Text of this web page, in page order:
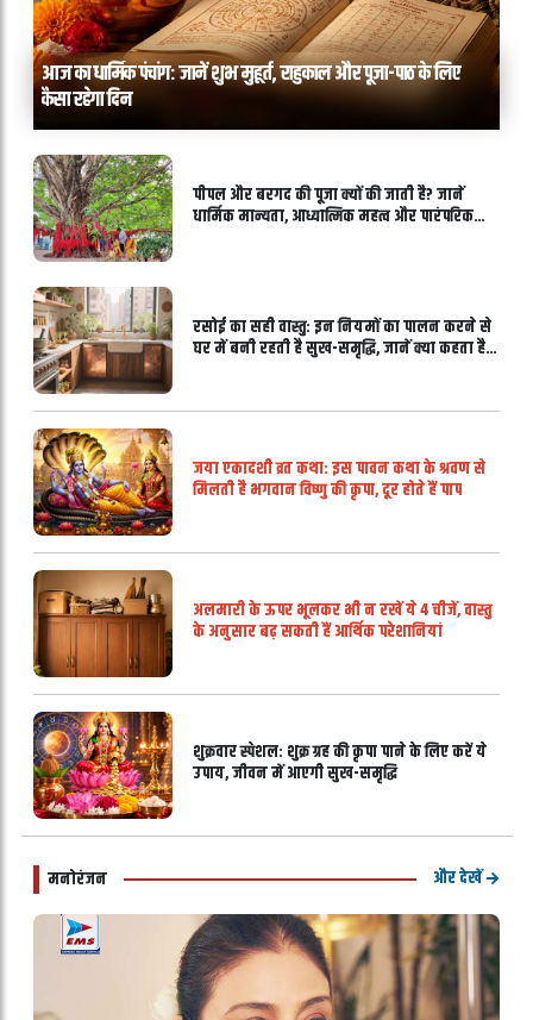
आज का धार्मिक पंचांग: जानें शुभ मुहूर्त, राहुकाल और पूजा-पाठ के लिए
कैसा रहेगा दिन
पीपल और बरगद की पूजा क्यों की जाती है? जानें
धार्मिक मान्यता, आध्यात्मिक महत्व और पारंपरिक
रसोई का सही वास्तु: इन नियमों का पालन करने से
घर में बनी रहती है सुख-समृद्धि, जानें क्या कहता है
जया एकादशी व्रत कथा: इस पावन कथा के श्रवण से
मिलती है भगवान विष्णु की कृपा, दूर होते हैं पाप
अलमारी के ऊपर भूलकर भी न रखें ये 4 चीजें, वास्तु
के अनुसार बढ़ सकती हैं आर्थिक परेशानियां
शुक्रवार स्पेशल: शुक्र ग्रह की कृपा पाने के लिए करें ये
उपाय, जीवन में आएगी सुख-समृद्धि
मनोरंजन और देखें